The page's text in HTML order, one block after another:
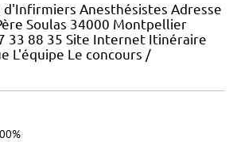
d'Infirmiers Anesthésistes Adresse
Soulas 34000 Montpellier
33 88 35 Site Internet Itinéraire
L'équipe Le concours /